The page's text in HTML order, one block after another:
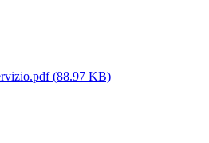
(88.97 KB)